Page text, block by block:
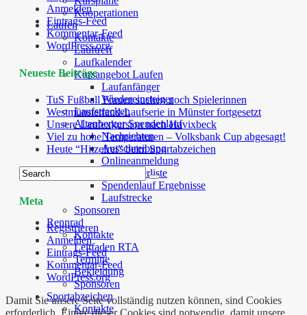
Kooperationen
Laufen
Kontakte
Lauftreff
Laufkalender
Kursangebot Laufen
Laufanfänger
Wiedereinsteiger
Laufstrecken
Altenberger Spendenlauf
Nachrichten
Ausschreibung
Onlineanmeldung
Teilnehmerliste
Spendenlauf Ergebnisse
Laufstrecke
Sponsoren
Rennrad
Kontakte
Leitfaden RTA
Termine
Bekleidung
Sponsoren
Sportabzeichen
Kontakte
Anmelden
Eintrags-Feed
Kommentar-Feed
WordPress.org
Neueste Beiträge
TuS Fußball Frauen suchen noch Spielerinnen
Westmünsterland-Laufserie in Münster fortgesetzt
Unsere Laufexkursion nach Havixbeck
Viel zu hohe Temperaturen – Volksbank Cup abgesagt!
Heute “Hitzefrei” beim Sportabzeichen
Meta
Registrieren
Anmelden
Eintrags-Feed
Kommentar-Feed
WordPress.org
Damit Sie unsere Seite vollständig nutzen können, sind Cookies